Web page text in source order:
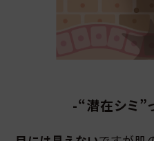
-“潜在シミ”